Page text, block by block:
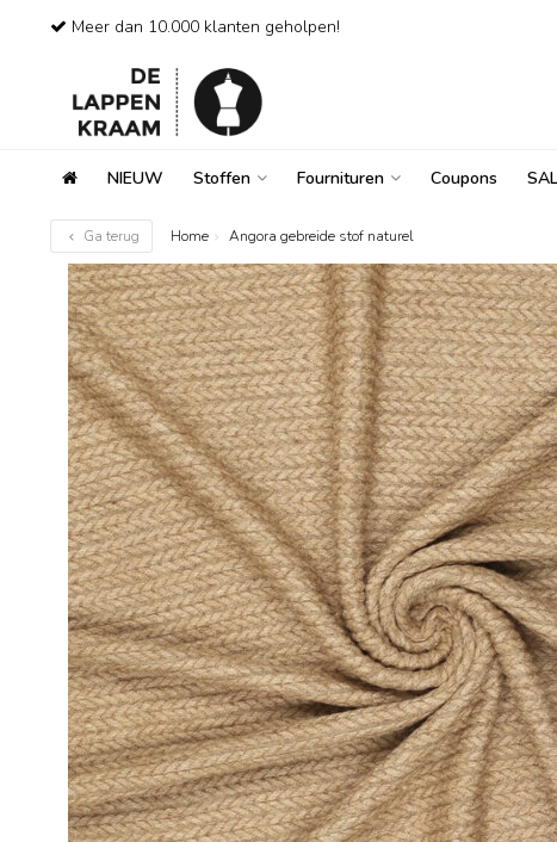
Meer dan 10.000 klanten geholpen!
NIEUW Stoffen Fournituren Coupons
Ga terug Home Angora gebreide stof naturel